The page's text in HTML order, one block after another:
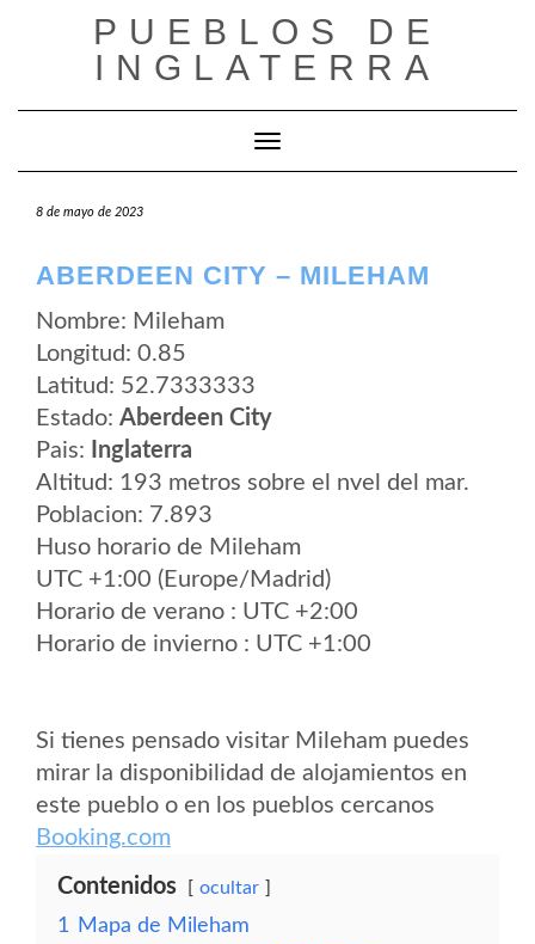
PUEBLOS DE
INGLATERRA
Cambiar modo de navegación
8 de mayo de 2023
ABERDEEN CITY – MILEHAM
Nombre: Mileham
Longitud: 0.85
Latitud: 52.7333333
Estado: Aberdeen City
Pais:
Inglaterra
Altitud: 193 metros sobre el nvel del mar.
Poblacion: 7.893
Huso horario de Mileham
UTC +1:00 (Europe/Madrid)
Horario de verano : UTC +2:00
Horario de invierno : UTC +1:00
Si tienes pensado visitar Mileham puedes
mirar la disponibilidad de alojamientos en
este pueblo o en los pueblos cercanos
Booking.com
Contenidos ocultar
1
Mapa de Mileham